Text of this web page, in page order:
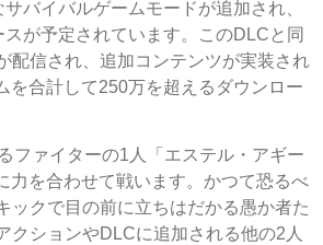
バイバルゲームモードが追加され、
が予定されています。このDLCと同
配信され、追加コンテンツが実装され
を合計して250万を超えるダウンロー
ファイターの1人「エステル・アギー
力を合わせて戦います。かつて恐るべ
ックで目の前に立ちはだかる愚か者た
クションやDLCに追加される他の2人